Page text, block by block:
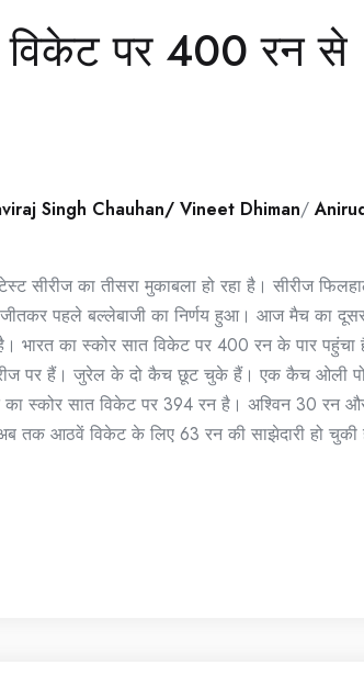
विकेट पर 400 रन से
Singh Chauhan/ Vineet Dhiman/
सीरीज का तीसरा मुकाबला हो रहा है। सीरीज
जीतकर पहले बल्लेबाजी का निर्णय हुआ। आज मैच का
भारत का स्कोर सात विकेट पर 400 रन के पार
पर हैं। जुरेल के दो कैच छूट चुके हैं। एक कैच ओली
स्कोर सात विकेट पर 394 रन है। अश्विन 30 रन
तक आठवें विकेट के लिए 63 रन की साझेदारी हो चुकी